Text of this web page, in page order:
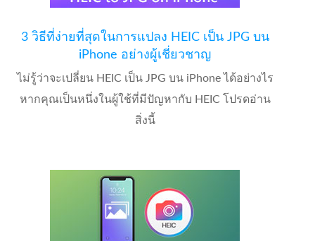
3 วิธีที่ง่ายที่สุดในการแปลง HEIC เป็น JPG บน
iPhone อย่างผู้เชี่ยวชาญ
ไม่รู้ว่าจะเปลี่ยน HEIC เป็น JPG บน iPhone ได้อย่างไร
หากคุณเป็นหนึ่งในผู้ใช้ที่มีปัญหากับ HEIC โปรดอ่าน
สิ่งนี้